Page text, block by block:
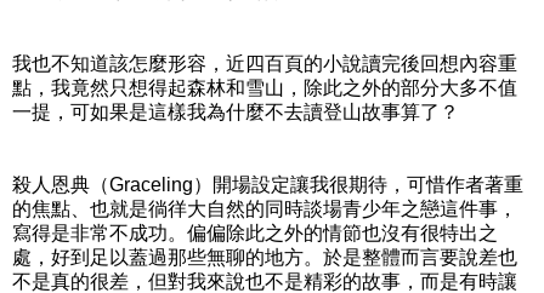
我也不知道該怎麼形容，近四百頁的小說讀完後回想內容重
點，我竟然只想得起森林和雪山，除此之外的部分大多不值
一提，可如果是這樣我為什麼不去讀登山故事算了？
殺人恩典（Graceling）開場設定讓我很期待，可惜作者著重
的焦點、也就是徜徉大自然的同時談場青少年之戀這件事，
寫得是非常不成功。偏偏除此之外的情節也沒有很特出之
處，好到足以蓋過那些無聊的地方。於是整體而言要說差也
不是真的很差，但對我來說也不是精彩的故事，而是有時讓